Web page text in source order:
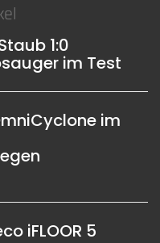
1:0
im Test
im
iFLOOR 5